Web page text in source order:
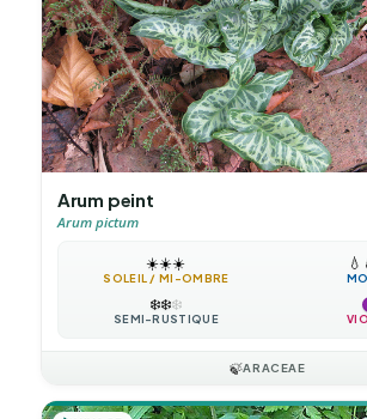
Arum peint
Arum pictum
☀️☀️☀️
SOLEIL / MI-OMBRE
💧
❄️❄️❄️
SEMI-RUSTIQUE
🍃ARACEAE